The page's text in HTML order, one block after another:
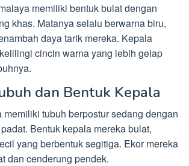
memiliki bentuk bulat dengan
khas. Matanya selalu berwarna biru,
daya tarik mereka. Kepala
cincin warna yang lebih gelap
dan Bentuk Kepala
tubuh berpostur sedang dengan
Bentuk kepala mereka bulat,
yang berbentuk segitiga. Ekor mereka
dan cenderung pendek.